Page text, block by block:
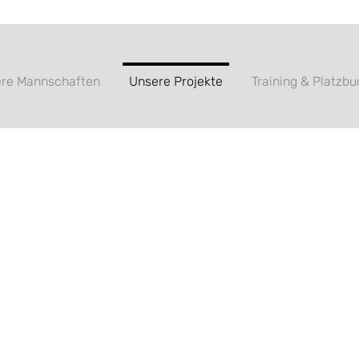
Mannschaften Unsere Projekte Training &